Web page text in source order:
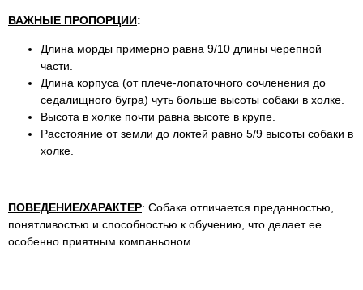
ВАЖНЫЕ ПРОПОРЦИИ:
Длина морды примерно равна 9/10 длины черепной
части.
Длина корпуса (от плече-лопаточного сочленения до
седалищного бугра) чуть больше высоты собаки в холке.
Высота в холке почти равна высоте в крупе.
Расстояние от земли до локтей равно 5/9 высоты собаки в
холке.
ПОВЕДЕНИЕ/ХАРАКТЕР: Собака отличается преданностью,
понятливостью и способностью к обучению, что делает ее
особенно приятным компаньоном.